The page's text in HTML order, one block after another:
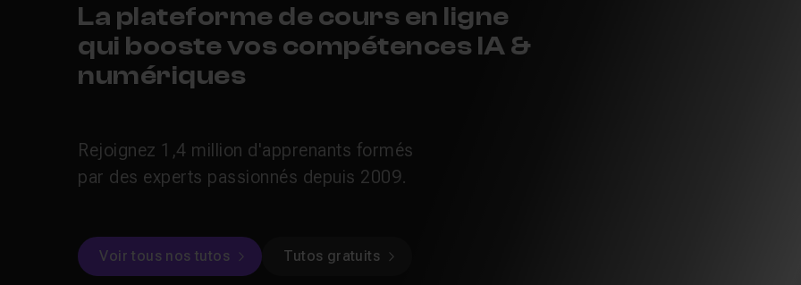
La plateforme de cours en ligne
qui booste vos compétences IA &
numériques
Rejoignez 1,4 million d'apprenants formés
par des experts passionnés depuis 2009.
Voir tous nos tutos Tutos gratuits